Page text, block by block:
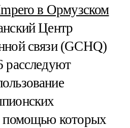
в Ормузском
Центр
связи (GCHQ)
расследуют
помощью которых